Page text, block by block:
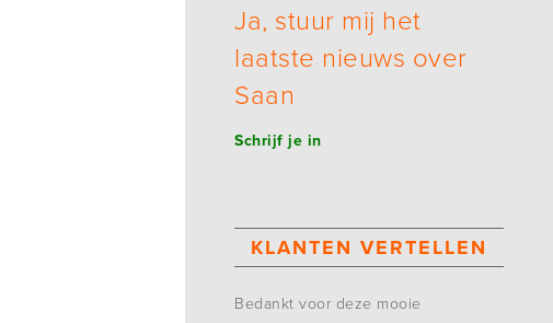
Ja, stuur mij het
laatste nieuws over
Saan
Schrijf je in
KLANTEN VERTELLEN
Bedankt voor deze mooie